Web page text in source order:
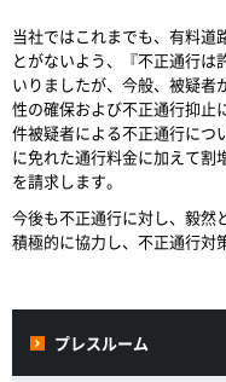
当社ではこれまでも、有料道
とがないよう、『不正通行は
いりましたが、今般、被疑者
性の確保および不正通行抑止
件被疑者による不正通行につ
に免れた通行料金に加えて割
を請求します。
今後も不正通行に対し、毅然
積極的に協力し、不正通行対
プレスルーム